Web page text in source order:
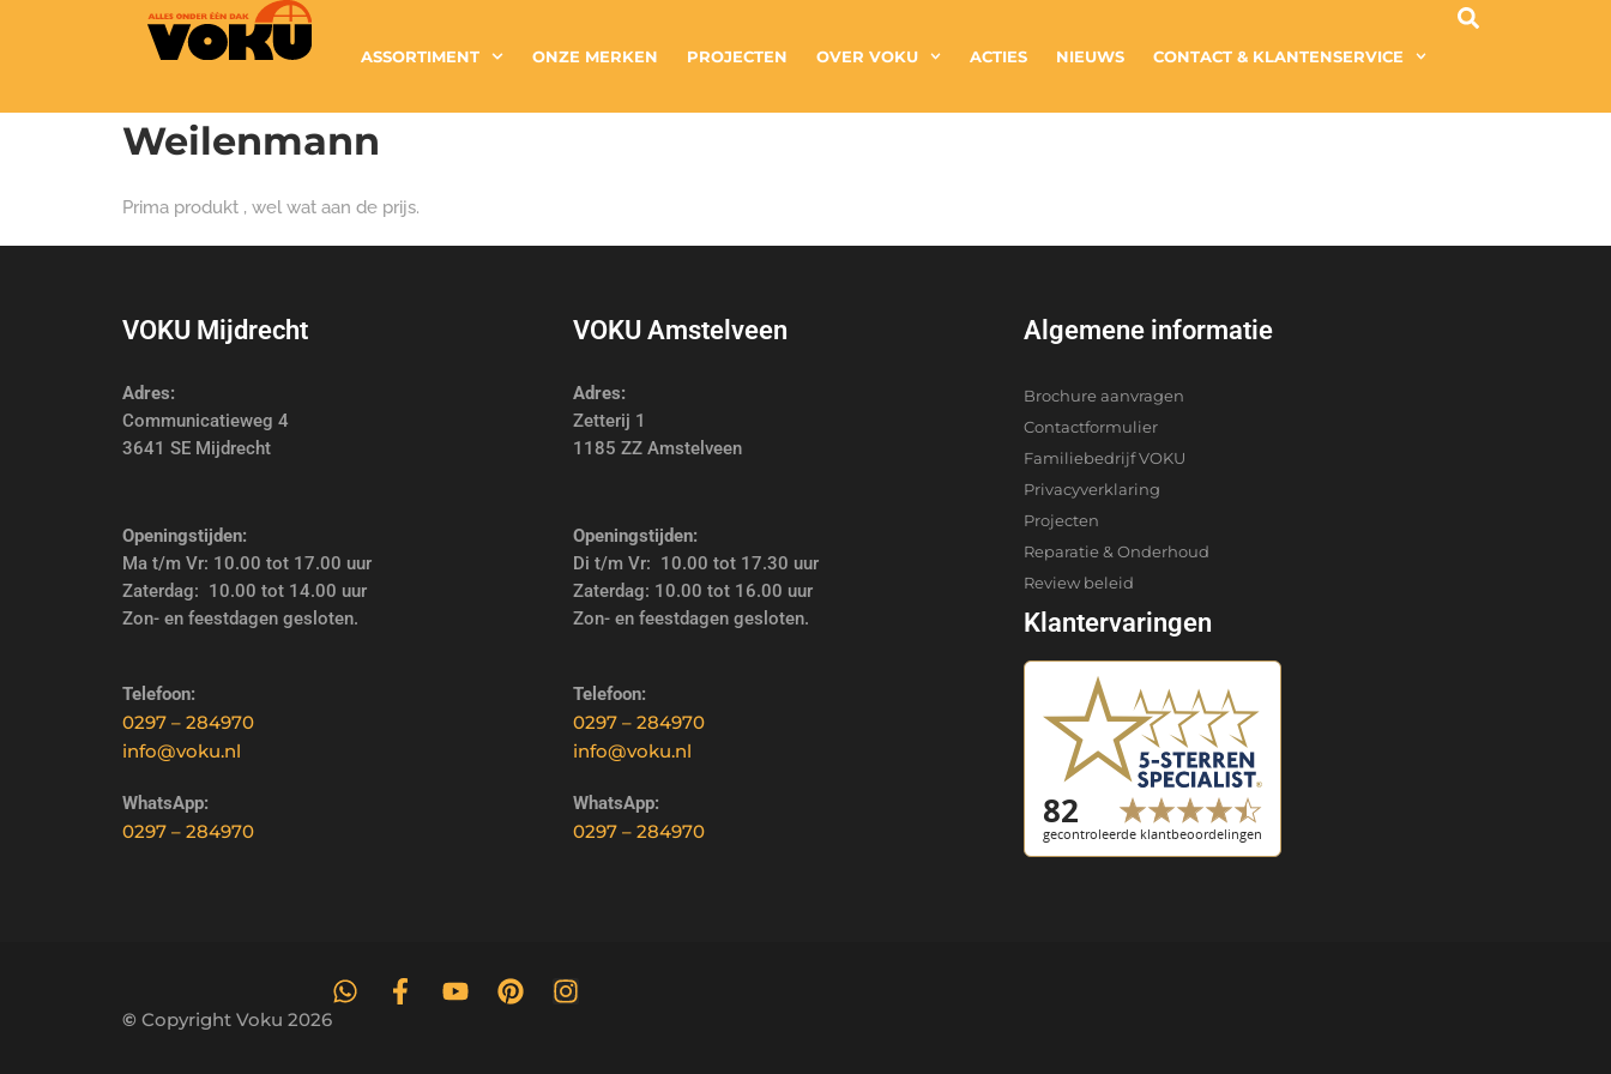
ASSORTIMENT ONZE MERKEN PROJECTEN OVER VOKU ACTIES NIEUWS CONTACT & KLANTENSERVICE
Weilenmann
Prima produkt , wel wat aan de prijs.
VOKU Mijdrecht
Adres:
Communicatieweg 4
3641 SE Mijdrecht
Openingstijden:
Ma t/m Vr: 10.00 tot 17.00 uur
Zaterdag: 10.00 tot 14.00 uur
Zon- en feestdagen gesloten.
Telefoon:
0297 – 284970
info@voku.nl
WhatsApp:
0297 – 284970
VOKU Amstelveen
Adres:
Zetterij 1
1185 ZZ Amstelveen
Openingstijden:
Di t/m Vr: 10.00 tot 17.30 uur
Zaterdag: 10.00 tot 16.00 uur
Zon- en feestdagen gesloten.
Telefoon:
0297 – 284970
info@voku.nl
WhatsApp:
0297 – 284970
Algemene informatie
Brochure aanvragen
Contactformulier
Familiebedrijf VOKU
Privacyverklaring
Projecten
Reparatie & Onderhoud
Review beleid
Klantervaringen
© Copyright Voku 2026